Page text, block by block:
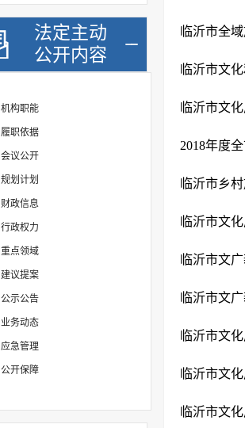
法定主动
公开内容
机构职能
履职依据
会议公开
规划计划
财政信息
行政权力
重点领域
建议提案
公示公告
业务动态
应急管理
公开保障
临沂市全
临沂市文
临沂市文
2018年度
临沂市乡
临沂市文
临沂市文
临沂市文
临沂市文
临沂市文
临沂市文